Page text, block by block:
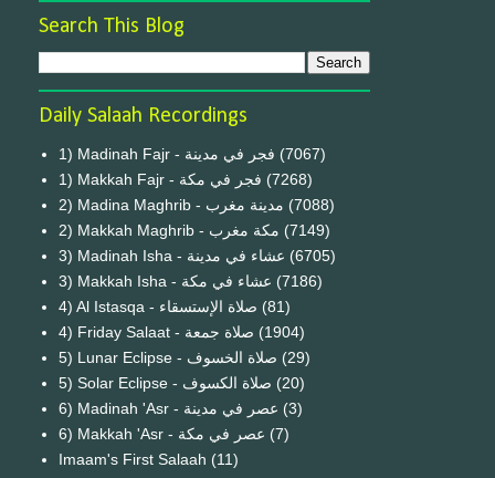
Search This Blog
Daily Salaah Recordings
1) Madinah Fajr - فجر في مدينة (7067)
1) Makkah Fajr - فجر في مكة (7268)
2) Madina Maghrib - مدينة مغرب (7088)
2) Makkah Maghrib - مكة مغرب (7149)
3) Madinah Isha - عشاء في مدينة (6705)
3) Makkah Isha - عشاء في مكة (7186)
4) Al Istasqa - صلاة الإستسقاء (81)
4) Friday Salaat - صلاة جمعة (1904)
5) Lunar Eclipse - صلاة الخسوف (29)
(20)
6) Madinah 'Asr - عصر في مدينة (3)
6) Makkah 'Asr - عصر في مكة (7)
Imaam's First Salaah (11)